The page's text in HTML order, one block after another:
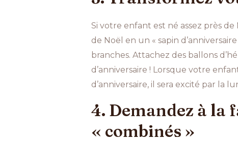
Si votre enfant est né assez près
de Noël en un « sapin
branches. Attachez des ballons
d’anniversaire ! Lorsque votre
d’anniversaire, il sera excité par la
4. Demandez à la
« combinés »